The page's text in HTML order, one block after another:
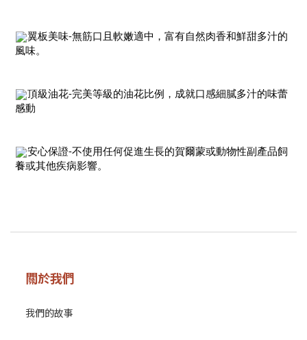
翼板美味-無筋口且軟嫩適中，富有自然肉香和鮮甜多汁的
風味。
頂級油花-完美等級的油花比例，成就口感細膩多汁的味蕾
感動
安心保證-不使用任何促進生長的賀爾蒙或動物性副產品飼
養或其他疾病影響。
關於我們
我們的故事